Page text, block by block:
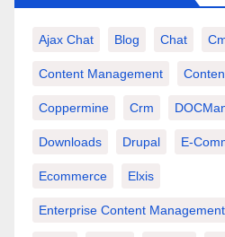
Ajax Chat Blog Chat
Content Management
Coppermine Crm
Downloads Drupal E-
Ecommerce Elxis
Enterprise Content Management